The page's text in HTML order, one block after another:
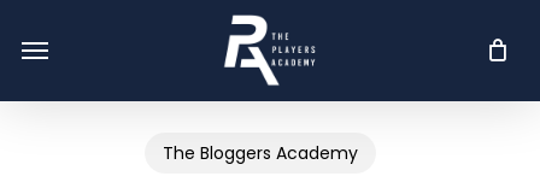
Menu
The Bloggers Academy